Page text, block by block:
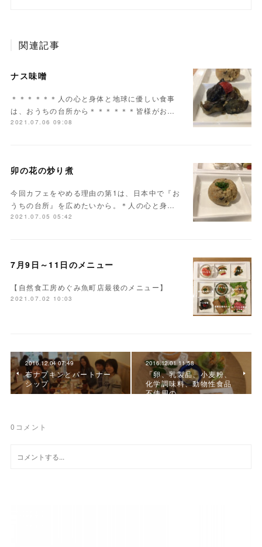
関連記事
ナス味噌
＊＊＊＊＊＊人の心と身体と地球に優しい食事
は、おうちの台所から＊＊＊＊＊＊皆様がお…
2021.07.06 09:08
卯の花の炒り煮
今回カフェをやめる理由の第1は、日本中で『お
うちの台所』を広めたいから。＊人の心と身…
2021.07.05 05:42
7月9日～11日のメニュー
【自然食工房めぐみ魚町店最後のメニュー】
2021.07.02 10:03
2016.12.04 07:49
布ナプキンとパートナー
シップ
2016.12.01 11:58
「卵、乳製品、小麦粉、
化学調味料、動物性食品
不使用の、
0 コメント